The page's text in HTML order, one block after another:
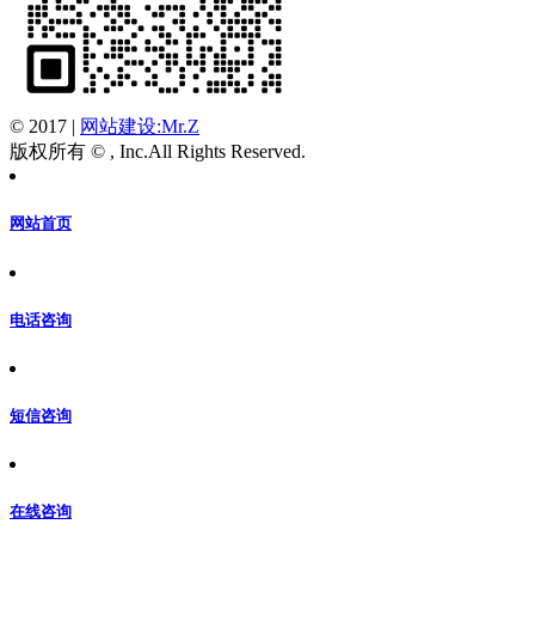
© 2017 | 网站建设:Mr.Z
版权所有 © , Inc.All Rights Reserved.
网站首页
电话咨询
短信咨询
在线咨询